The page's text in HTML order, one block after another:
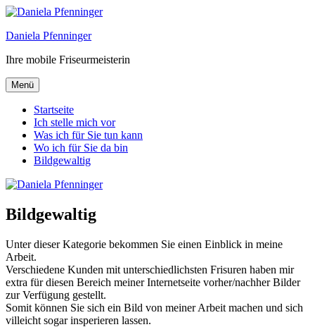
Zum
springen
Daniela Pfenninger
Ihre mobile Friseurmeisterin
Menü
Startseite
Ich stelle mich vor
Was ich für Sie tun kann
Wo ich für Sie da bin
Bildgewaltig
Bildgewaltig
Unter dieser Kategorie bekommen Sie einen Einblick in meine
Arbeit.
Verschiedene Kunden mit unterschiedlichsten Frisuren haben mir
extra für diesen Bereich meiner Internetseite vorher/nachher Bilder
zur Verfügung gestellt.
Somit können Sie sich ein Bild von meiner Arbeit machen und sich
villeicht sogar insperieren lassen.